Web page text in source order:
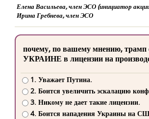
Елена Васильева, член ЭСО (инициатор
Ирина Гребнева, член ЭСО
почему, по вашему мнению, трамп
УКРАИНЕ в лицензии на
1. Уважает Путина.
2. Боится увеличить эскалацию
3. Никому не дает такие лицензии.
4. Боится нападения Украины на